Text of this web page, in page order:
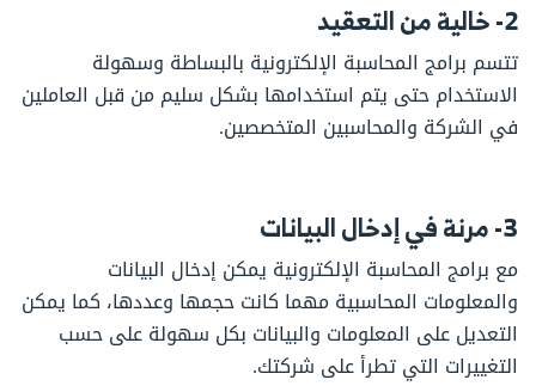
2- خالية من التعقيد
تتسم برامج المحاسبة الإلكترونية بالبساطة وسهولة
الاستخدام حتى يتم استخدامها بشكل سليم من قبل العاملين
في الشركة والمحاسبين المتخصصين.
3- مرنة في إدخال البيانات
مع برامج المحاسبة الإلكترونية يمكن إدخال البيانات
والمعلومات المحاسبية مهما كانت حجمها وعددها، كما يمكن
التعديل على المعلومات والبيانات بكل سهولة على حسب
التغييرات التي تطرأ على شركتك.